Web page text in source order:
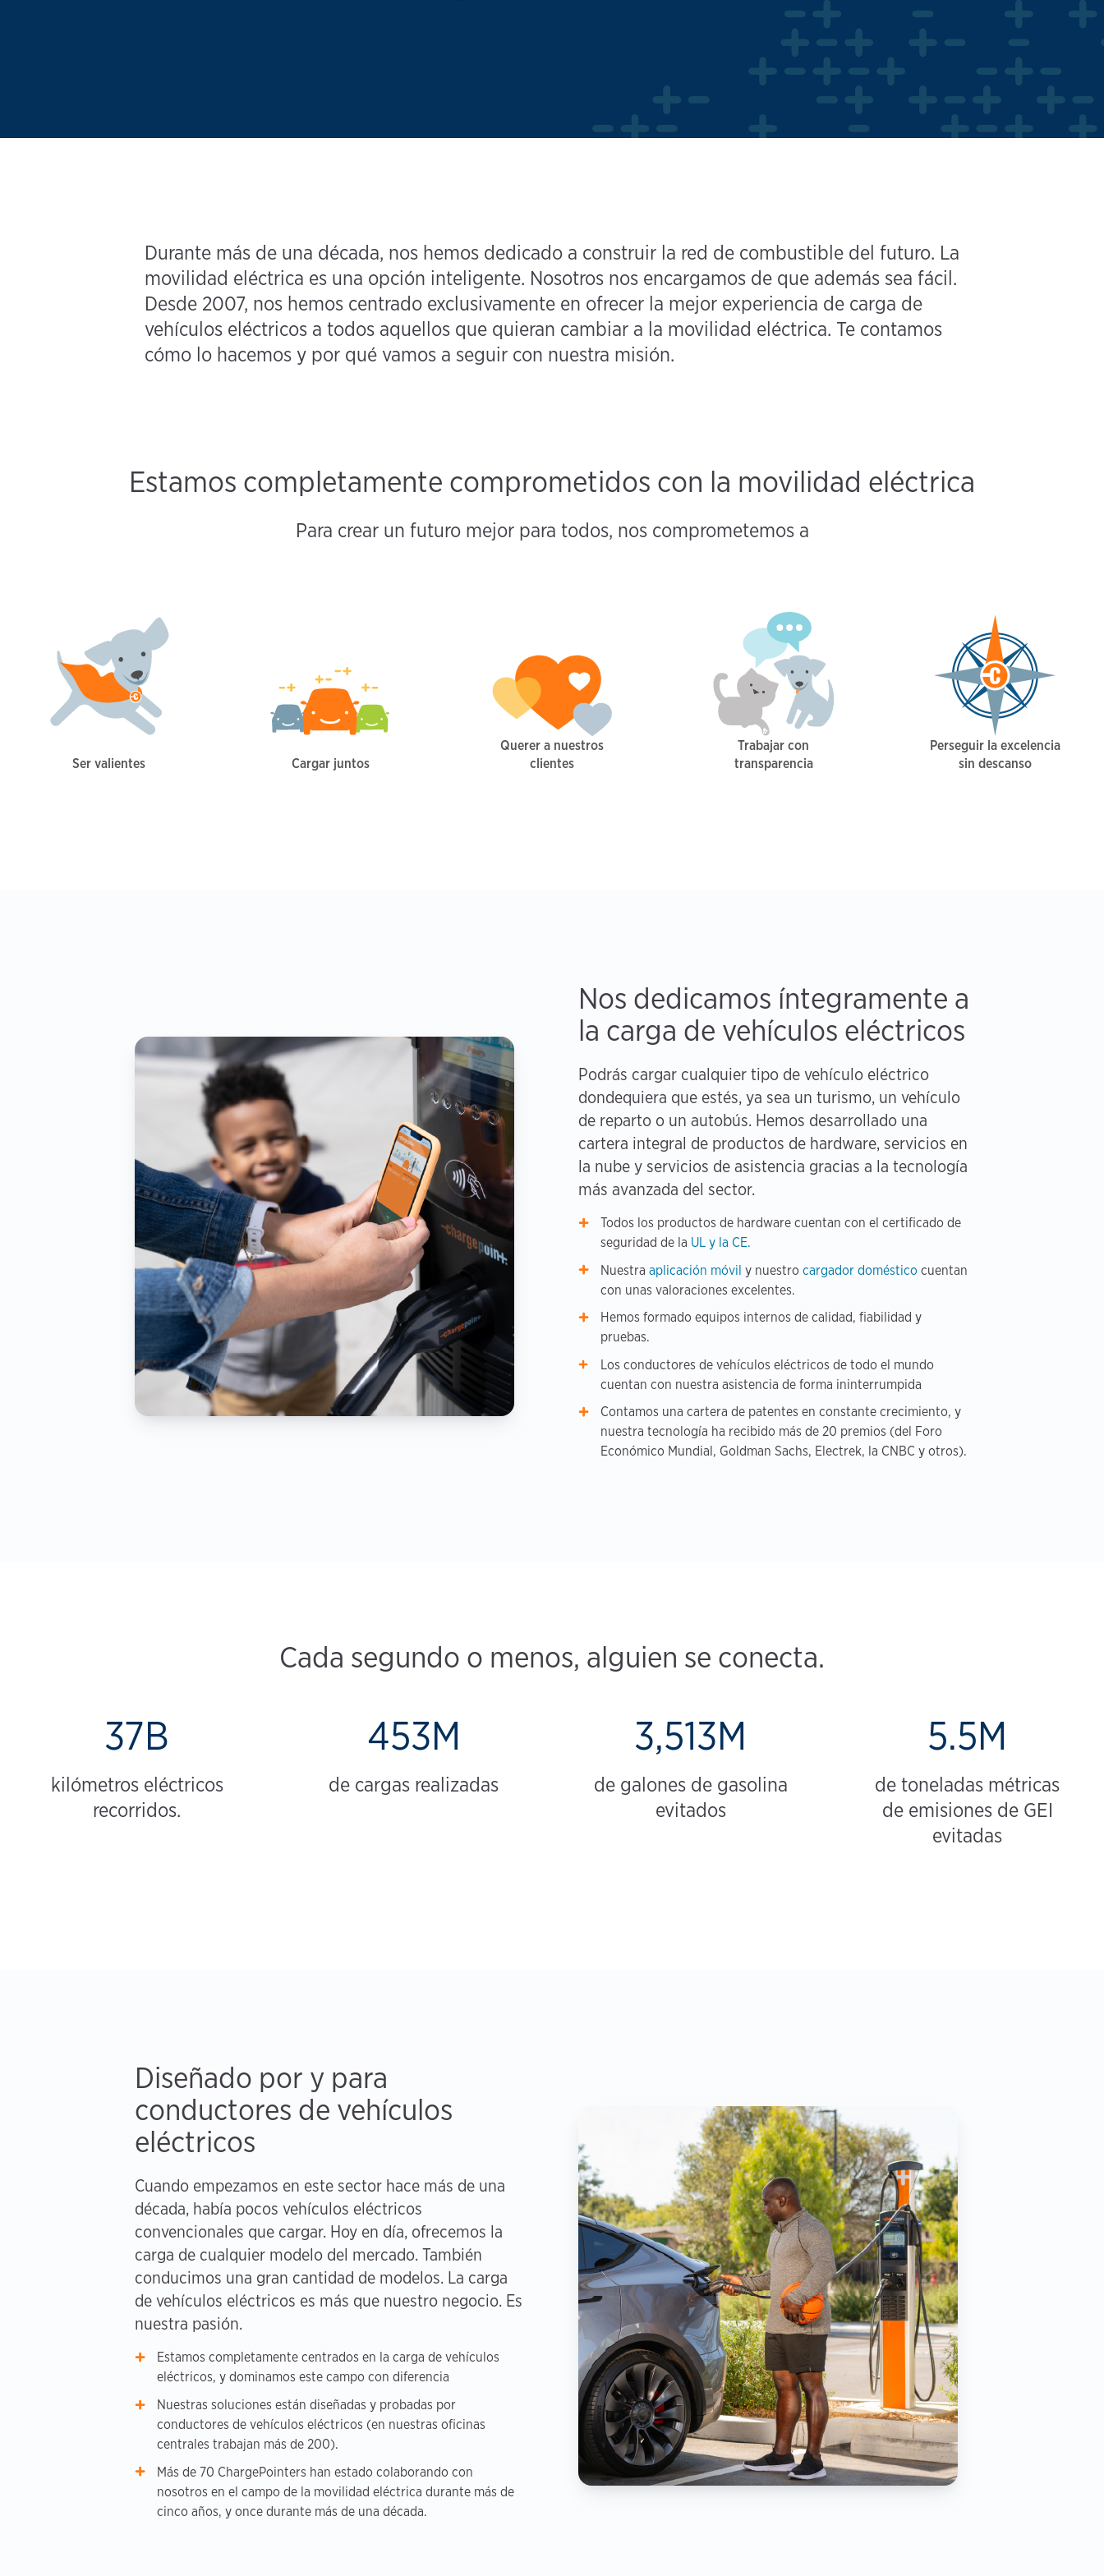
Durante más de una década, nos hemos dedicado a construir la red de combustible del futuro. La
movilidad eléctrica es una opción inteligente. Nosotros nos encargamos de que además sea fácil.
Desde 2007, nos hemos centrado exclusivamente en ofrecer la mejor experiencia de carga de
vehículos eléctricos a todos aquellos que quieran cambiar a la movilidad eléctrica. Te contamos
cómo lo hacemos y por qué vamos a seguir con nuestra misión.
Estamos completamente comprometidos con la movilidad eléctrica
Para crear un futuro mejor para todos, nos comprometemos a
Ser valientes Cargar juntos
Querer a nuestros
clientes
Trabajar con
transparencia
Perseguir la excelencia
sin descanso
Nos dedicamos íntegramente a
la carga de vehículos eléctricos
Podrás cargar cualquier tipo de vehículo eléctrico
dondequiera que estés, ya sea un turismo, un vehículo
de reparto o un autobús. Hemos desarrollado una
cartera integral de productos de hardware, servicios en
la nube y servicios de asistencia gracias a la tecnología
más avanzada del sector.
Todos los productos de hardware cuentan con el certificado de
seguridad de la UL y la CE.
Nuestraaplicación móvil y nuestrocargador doméstico cuentan
con unas valoraciones excelentes.
Hemos formado equipos internos de calidad, fiabilidad y
pruebas.
Los conductores de vehículos eléctricos de todo el mundo
cuentan con nuestra asistencia de forma ininterrumpida
Contamos una cartera de patentes en constante crecimiento, y
nuestra tecnología ha recibido más de 20 premios (del Foro
Económico Mundial, Goldman Sachs, Electrek, la CNBC y otros).
Cada segundo o menos, alguien se conecta.
37B
kilómetros eléctricos
recorridos.
453M
de cargas realizadas
3,513M
de galones de gasolina
evitados
5.5M
de toneladas métricas
de emisiones de GEI
evitadas
Diseñado por y para
conductores de vehículos
eléctricos
Cuando empezamos en este sector hace más de una
década, había pocos vehículos eléctricos
convencionales que cargar. Hoy en día, ofrecemos la
carga de cualquier modelo del mercado. También
conducimos una gran cantidad de modelos. La carga
de vehículos eléctricos es más que nuestro negocio. Es
nuestra pasión.
Estamos completamente centrados en la carga de vehículos
eléctricos, y dominamos este campo con diferencia
Nuestras soluciones están diseñadas y probadas por
conductores de vehículos eléctricos (en nuestras oficinas
centrales trabajan más de 200).
Más de 70 ChargePointers han estado colaborando con
nosotros en el campo de la movilidad eléctrica durante más de
cinco años, y once durante más de una década.